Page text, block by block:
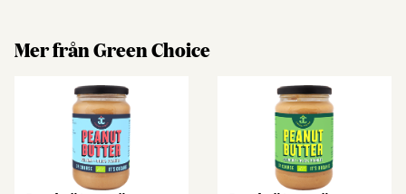
Mer från Green Choice